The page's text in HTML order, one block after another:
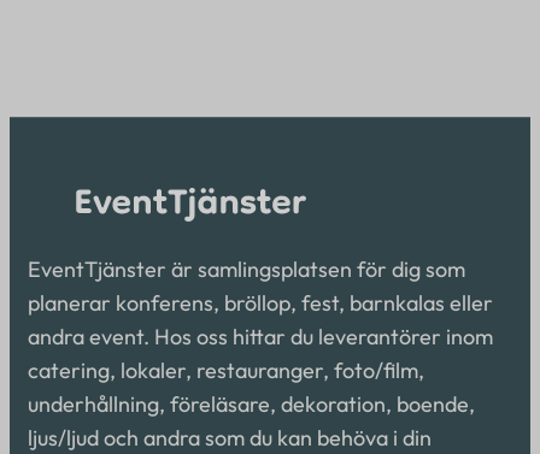
EventTjänster är samlingsplatsen för dig som
planerar konferens, bröllop, fest, barnkalas eller
andra event. Hos oss hittar du leverantörer inom
catering, lokaler, restauranger, foto/film,
underhållning, föreläsare, dekoration, boende,
ljus/ljud och andra som du kan behöva i din